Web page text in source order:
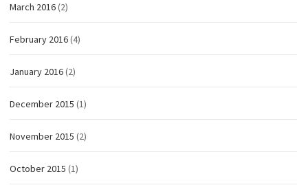
March 2016(2)
February 2016(4)
January 2016(2)
December 2015 (1)
November 2015 (2)
October 2015 (1)